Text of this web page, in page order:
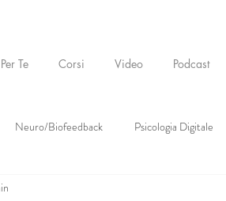
Te Corsi Video Podcast
Neuro/Biofeedback Psicologia Digitale